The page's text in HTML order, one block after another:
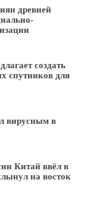
древней
создать
спутников для
вирусным в
Китай ввёл в
на восток